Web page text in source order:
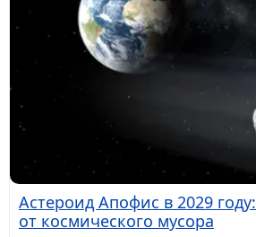
Астероид Апофис в 2029
от космического мусора